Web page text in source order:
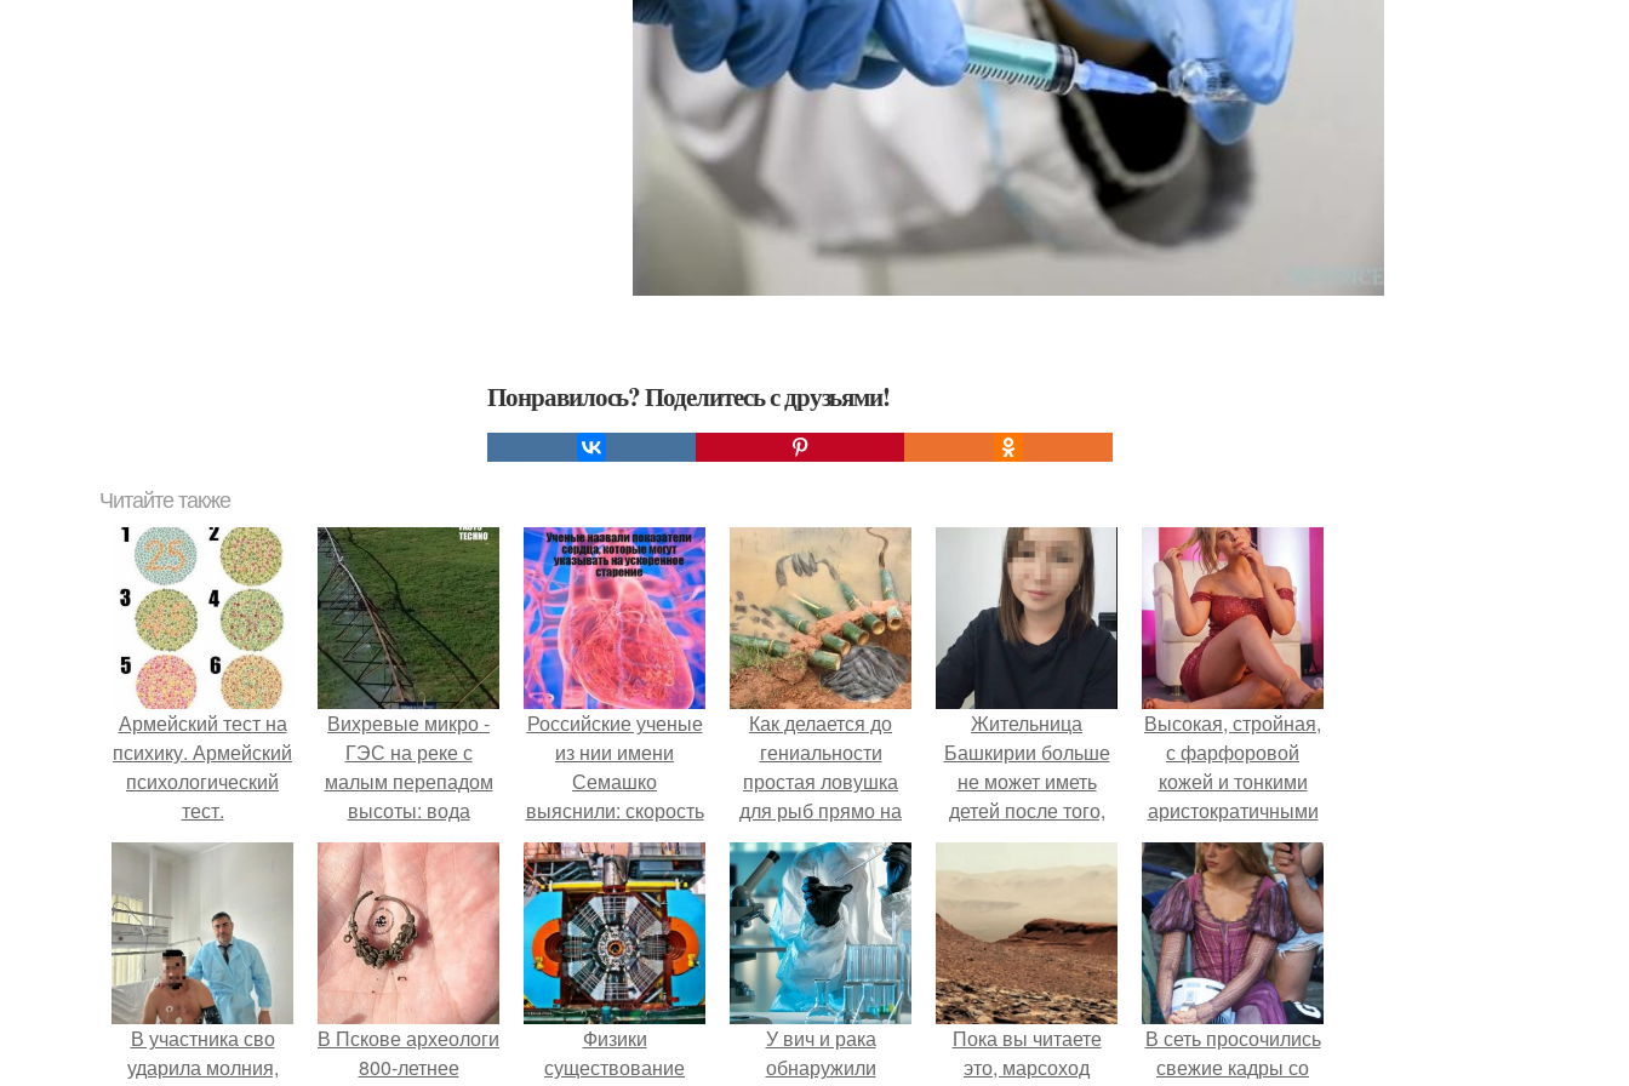
Понравилось? Поделитесь с друзьями!
Читайте также
Армейский тест на
психику. Армейский
психологический
тест.
Вихревые микро -
ГЭС на реке с
малым перепадом
высоты: вода
закручивается в
бетонной камере и
вращает
вертикальную
турбину.
Российские ученые
из нии имени
Семашко
выяснили: скорость
старения напрямую
зависит от
состояния сосудов
и работы сердца.
Как делается до
гениальности
простая ловушка
для рыб прямо на
берегу водоема.
Жительница
Башкирии больше
не может иметь
детей после того,
как медики сделали
ей аборт на шестом
месяце
беременности и
оставили в матке
плаценту.
Высокая, стройная,
с фарфоровой
кожей и тонкими
аристократичными
чертами, эль
выглядит так, будто
сошла с полотна
художника.
В участника сво
ударила молния,
В Пскове археологи
800-летнее
Физики
существование
У вич и рака
обнаружили
Пока вы читаете
это, марсоход
В сеть просочились
свежие кадры со